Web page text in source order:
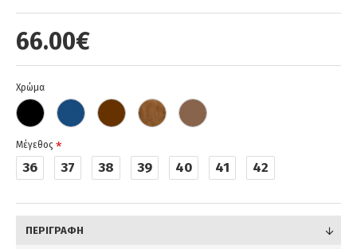
66.00€
Χρώμα
Μέγεθος
36 37 38 39 40 41 42
ΠΕΡΙΓΡΑΦΉ